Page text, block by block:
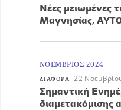
Νέες μειωμένες
Μαγνησίας,
ΝΟΕΜΒΡΙΟΣ 2024
ΔΙΑΦΟΡΑ 22
Σημαντική
διαμετακόμισης